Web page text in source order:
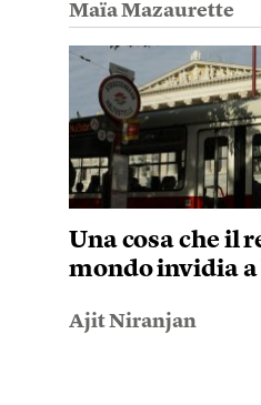
Maïa Mazaurette
Una cosa che il
mondo invidia
Ajit Niranjan